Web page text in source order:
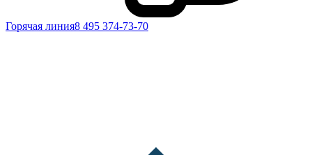
Горячая линия8 495 374-73-70